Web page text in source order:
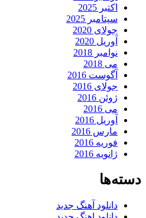
اکتبر 2025
سپتامبر 2025
جولای 2020
آوریل 2020
نوامبر 2018
می 2018
آگوست 2016
جولای 2016
ژوئن 2016
می 2016
آوریل 2016
مارس 2016
فوریه 2016
ژانویه 2016
دسته‌ها
دانلود آهنگ جدید